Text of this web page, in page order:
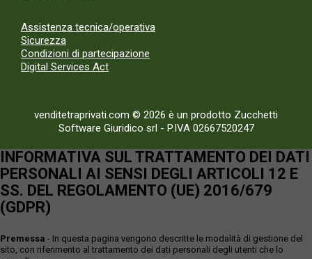
Assistenza tecnica/operativa
Sicurezza
Condizioni di partecipazione
Digital Services Act
venditetraprivati.com © 2026 è un prodotto Zucchetti
Software Giuridico srl - P.IVA 02667520247
INFORMATIVA SUL TRATTAMENTO DEI DATI
PERSONALI AI SENSI DEGLI ARTICOLI 12 E
SS. DEL REGOLAMENTO (UE) 2016/679
(GDPR)
Premessa - In questa pagina vengono descritte le modalità di gestione del
sito, con riferimento al trattamento dei dati personali degli utenti che lo